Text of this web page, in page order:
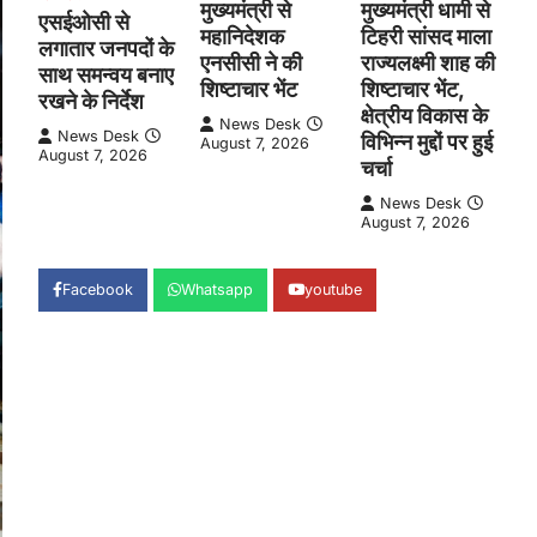
एसईओसी से
लगातार जनपदों के
साथ समन्वय बनाए
रखने के निर्देश
News Desk
August 7, 2026
मुख्यमंत्री से
महानिदेशक
एनसीसी ने की
शिष्टाचार भेंट
News Desk
August 7, 2026
मुख्यमंत्री धामी से
टिहरी सांसद माला
राज्यलक्ष्मी शाह की
शिष्टाचार भेंट,
क्षेत्रीय विकास के
विभिन्न मुद्दों पर हुई
चर्चा
News Desk
August 7, 2026
Facebook Whatsapp youtube